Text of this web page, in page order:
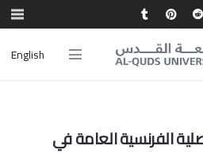
English
الفرنسية العامة في